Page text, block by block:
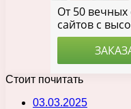
Стоит почитать
03.03.2025